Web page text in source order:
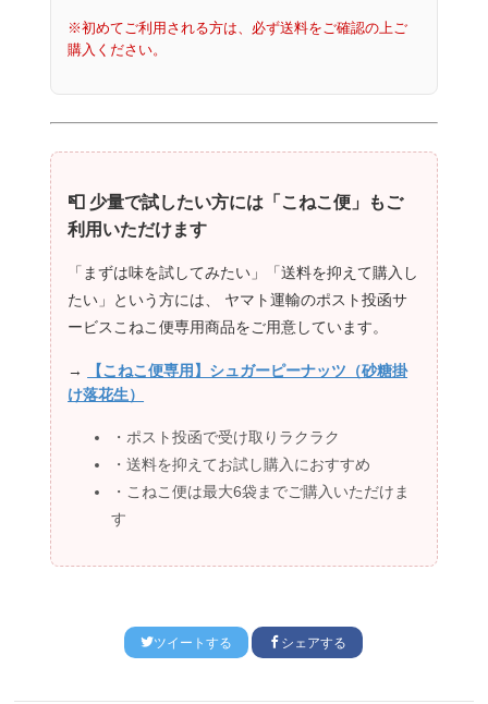
※初めてご利用される方は、必ず送料をご確認の上ご
購入ください。
📮 少量で試したい方には「こねこ便」もご
利用いただけます
「まずは味を試してみたい」「送料を抑えて購入し
たい」という方には、 ヤマト運輸のポスト投函サ
ービス こねこ便専用商品をご用意しています。
→
【こねこ便専用】シュガーピーナッツ（砂糖掛
け落花生）
・ポスト投函で受け取りラクラク
・送料を抑えてお試し購入におすすめ
・ こねこ便は最大6袋までご購入いただけま
す
ツイートする シェアする